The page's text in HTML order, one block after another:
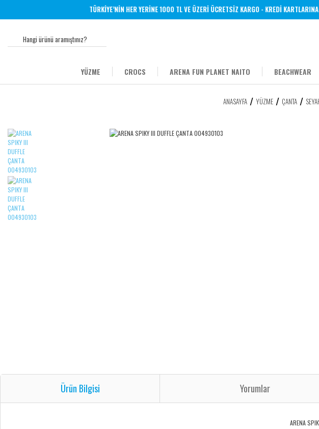
TÜRKİYE’NİN HER YERİNE 1000 TL VE ÜZERİ ÜCRETSİZ KARGO - KREDİ KARTLARINA
YÜZME CROCS ARENA FUN PLANET NAITO BEACHWEAR
ANASAYFA YÜZME ÇANTA
Ürün Bilgisi Yorumlar
ARENA